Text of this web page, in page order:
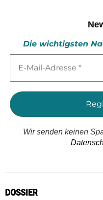
Die wichtigsten
Mail-
*
Wir senden keinen
DOSSIER